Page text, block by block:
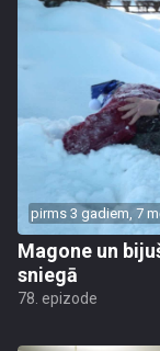
pirms 3 gadiem, 7
Magone un
sniegā
78. epizode